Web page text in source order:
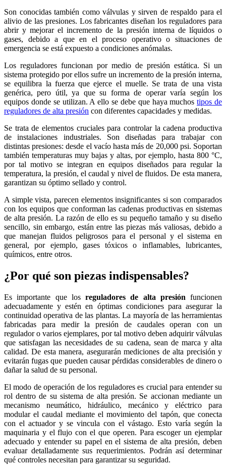
Son conocidas también como válvulas y sirven de respaldo para el
alivio de las presiones. Los fabricantes diseñan los reguladores para
abrir y mejorar el incremento de la presión interna de líquidos o
gases, debido a que en el proceso operativo o situaciones de
emergencia se está expuesto a condiciones anómalas.
Los reguladores funcionan por medio de presión estática. Si un
sistema protegido por ellos sufre un incremento de la presión interna,
se equilibra la fuerza que ejerce el muelle. Se trata de una vista
genérica, pero útil, ya que su forma de operar varía según los
equipos donde se utilizan. A ello se debe que haya muchostipos de
reguladores de alta presión con diferentes capacidades y medidas.
Se trata de elementos cruciales para controlar la cadena productiva
de instalaciones industriales. Son diseñadas para trabajar con
distintas presiones: desde el vacío hasta más de 20,000 psi. Soportan
también temperaturas muy bajas y altas, por ejemplo, hasta 800 °C,
por tal motivo se integran en equipos diseñados para regular la
temperatura, la presión, el caudal y nivel de fluidos. De esta manera,
garantizan su óptimo sellado y control.
A simple vista, parecen elementos insignificantes si son comparados
con los equipos que conforman las cadenas productivas en sistemas
de alta presión. La razón de ello es su pequeño tamaño y su diseño
sencillo, sin embargo, están entre las piezas más valiosas, debido a
que manejan fluidos peligrosos para el personal y el sistema en
general, por ejemplo, gases tóxicos o inflamables, lubricantes,
químicos, entre otros.
¿Por qué son piezas indispensables?
Es importante que los reguladores de alta presión funcionen
adecuadamente y estén en óptimas condiciones para asegurar la
continuidad operativa de las plantas. La mayoría de las herramientas
fabricadas para medir la presión de caudales operan con un
regulador o varios ejemplares, por tal motivo deben adquirir válvulas
que satisfagan las necesidades de su cadena, sean de marca y alta
calidad. De esta manera, asegurarán mediciones de alta precisión y
evitarán fugas que pueden causar pérdidas considerables de dinero o
dañar la salud de su personal.
El modo de operación de los reguladores es crucial para entender su
rol dentro de su sistema de alta presión. Se accionan mediante un
mecanismo neumático, hidráulico, mecánico y eléctrico para
modular el caudal mediante el movimiento del tapón, que conecta
con el actuador y se vincula con el vástago. Esto varía según la
maquinaria y el flujo con el que operen. Para escoger un ejemplar
adecuado y entender su papel en el sistema de alta presión, deben
evaluar detalladamente sus requerimientos. Podrán así determinar
qué controles necesitan para garantizar su seguridad.